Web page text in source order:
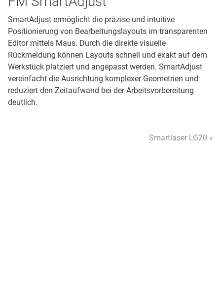
SmartAdjust ermöglicht die präzise und intuitive
Positionierung von Bearbeitungslayouts im transparenten
Editor mittels Maus. Durch die direkte visuelle
Rückmeldung können Layouts schnell und exakt auf dem
Werkstück platziert und angepasst werden. SmartAdjust
vereinfacht die Ausrichtung komplexer Geometrien und
reduziert den Zeitaufwand bei der Arbeitsvorbereitung
deutlich.
Smartlaser LG20 »